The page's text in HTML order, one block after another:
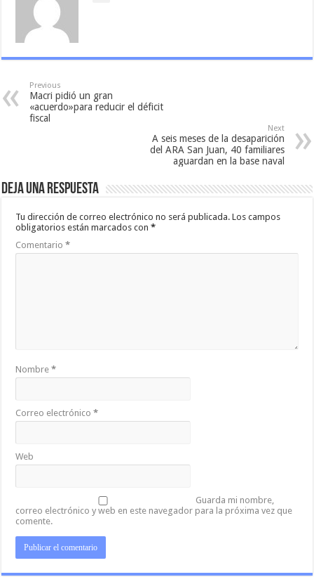
Previous
Macri pidió un gran
«acuerdo»para reducir el déficit
fiscal
Next
A seis meses de la desaparición
del ARA San Juan, 40 familiares
aguardan en la base naval
Deja una respuesta
Tu dirección de correo electrónico no será publicada. Los campos
obligatorios están marcados con*
Comentario*
Nombre*
Correo electrónico*
Web
Guarda mi nombre,
correo electrónico y web en este navegador para la próxima vez que
comente.